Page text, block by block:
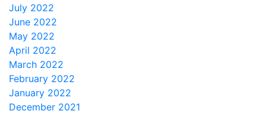
July 2022
June 2022
May 2022
April 2022
March 2022
February 2022
January 2022
December 2021